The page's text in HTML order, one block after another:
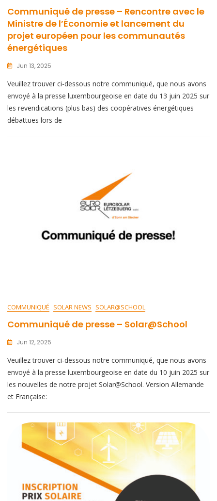
Communiqué de presse – Rencontre avec le
Ministre de l’Économie et lancement du
projet européen pour les communautés
énergétiques
Jun 13, 2025
Veuillez trouver ci-dessous notre communiqué, que nous avons
envoyé à la presse luxembourgeoise en date du 13 juin 2025 sur
les revendications (plus bas) des coopératives énergétiques
débattues lors de
COMMUNIQUÉ SOLAR NEWS SOLAR@SCHOOL
Communiqué de presse – Solar@School
Jun 12, 2025
Veuillez trouver ci-dessous notre communiqué, que nous avons
envoyé à la presse luxembourgeoise en date du 10 juin 2025 sur
les nouvelles de notre projet Solar@School. Version Allemande
et Française: